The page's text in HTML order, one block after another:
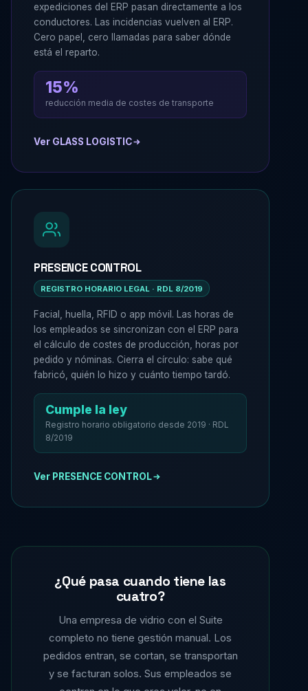
expediciones del ERP pasan directamente a los
conductores. Las incidencias vuelven al ERP.
Cero papel, cero llamadas para saber dónde
está el reparto.
15%
reducción media de costes de transporte
Ver GLASS LOGISTIC
PRESENCE CONTROL
REGISTRO HORARIO LEGAL · RDL 8/2019
Facial, huella, RFID o app móvil. Las horas de
los empleados se sincronizan con el ERP para
el cálculo de costes de producción, horas por
pedido y nóminas. Cierra el círculo: sabe qué
fabricó, quién lo hizo y cuánto tiempo tardó.
Cumple la ley
Registro horario obligatorio desde 2019 · RDL
8/2019
Ver PRESENCE CONTROL
¿Qué pasa cuando tiene las
cuatro?
Una empresa de vidrio con el Suite
completo no tiene gestión manual. Los
pedidos entran, se cortan, se transportan
y se facturan solos. Sus empleados se